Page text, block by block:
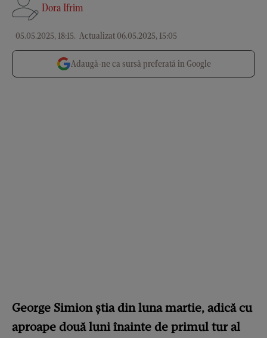
Dora Ifrim
05.05.2025, 18:15. Actualizat 06.05.2025, 15:05
Adaugă-ne ca sursă preferată în Google
George Simion știa din luna martie, adică cu
aproape două luni înainte de primul tur al